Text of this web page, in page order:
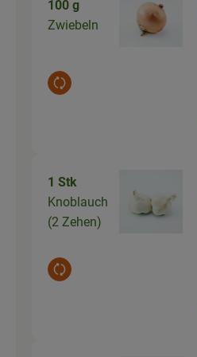
100 g
Zwiebeln
Auswahl ändern
1 Stk
Knoblauch
(2 Zehen)
Auswahl ändern